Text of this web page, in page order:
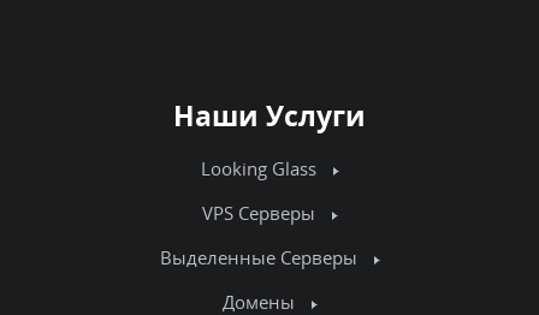
Наши Услуги
Looking Glass
VPS Серверы
Выделенные Серверы
Домены